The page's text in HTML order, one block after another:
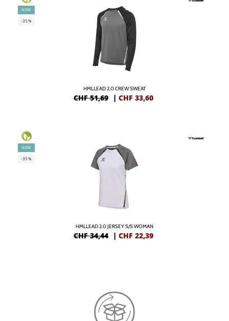
NEW
-35%
HMLLEAD 2.0 CREW SWEAT
CHF 51,69 | CHF 33,60
NEW
-35%
HMLLEAD 2.0 JERSEY S/S WOMAN
CHF 34,44 | CHF 22,39